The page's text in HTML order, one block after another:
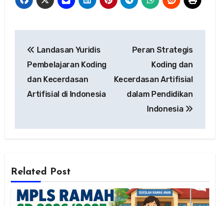
pos
Landasan Yuridis
Pembelajaran Koding
dan Kecerdasan
Artifisial di Indonesia
Peran Strategis
Koding dan
Kecerdasan Artifisial
dalam Pendidikan
Indonesia
Related Post